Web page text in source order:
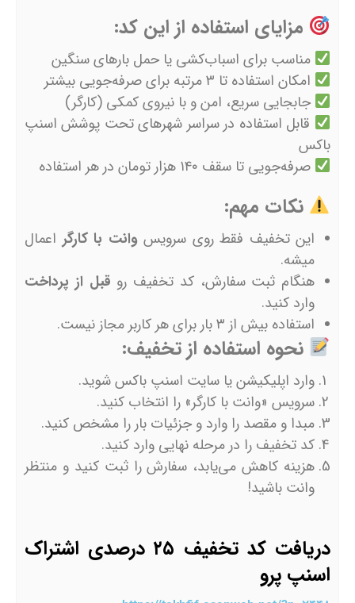
مزایای استفاده از این کد:
مناسب برای اسباب‌کشی یا حمل بارهای سنگین
امکان استفاده تا ۳ مرتبه برای صرفه‌جویی بیشتر
جابجایی سریع، امن و با نیروی کمکی (کارگر)
قابل استفاده در سراسر شهرهای تحت پوشش اسنپ
باکس
صرفه‌جویی تا سقف ۱۴۰ هزار تومان در هر استفاده
نکات مهم:
این تخفیف فقط روی سرویسوانت با کارگر اعمال
میشه.
هنگام ثبت سفارش، کد تخفیف رو قبل از پرداخت
وارد کنید.
استفاده بیش از ۳ بار برای هر کاربر مجاز نیست.
نحوه استفاده از تخفیف:
وارد اپلیکیشن یا سایت اسنپ باکس شوید.
سرویس «وانت با کارگر» را انتخاب کنید.
مبدا و مقصد را وارد و جزئیات بار را مشخص کنید.
کد تخفیف را در مرحله نهایی وارد کنید.
هزینه کاهش می‌یابد، سفارش را ثبت کنید و منتظر
وانت باشید!
دریافت کد تخفیف ۲۵ درصدی اشتراک
اسنپ پرو